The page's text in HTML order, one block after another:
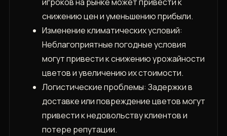
снижению цен и уменьшению прибыли.
Изменение климатических условий:
Неблагоприятные погодные условия
могут привести к снижению урожайности
цветов и увеличению их стоимости.
Логистические проблемы: Задержки в
доставке или повреждение цветов могут
привести к недовольству клиентов и
потере репутации.